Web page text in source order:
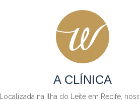
A CLÍNICA
Localizada na Ilha do Leite em Recife,